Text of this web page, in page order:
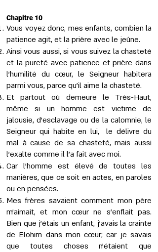
Chapitre 10
Vous voyez donc, mes enfants, combien la
patience agit, et la prière avec le jeûne.
Ainsi vous aussi, si vous suivez la chasteté
et la pureté avec patience et prière dans
l’humilité du cœur, le Seigneur habitera
parmi vous, parce qu’il aime la chasteté.
Et partout où demeure le Très-Haut,
même si un homme est victime de
jalousie, d'esclavage ou de la calomnie, le
Seigneur qui habite en lui, le délivre du
mal à cause de sa chasteté, mais aussi
l’exalte comme il l'a fait avec moi.
Car l’homme est élevé de toutes les
manières, que ce soit en actes, en paroles
ou en pensées.
Mes frères savaient comment mon père
m’aimait, et mon cœur ne s’enflait pas.
Bien que j’étais un enfant, j’avais la crainte
de Elohim dans mon cœur; car je savais
que toutes choses n'étaient que